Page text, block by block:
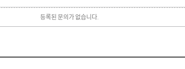
등록된 문의가 없습니다.